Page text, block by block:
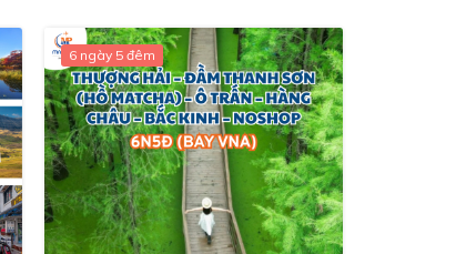
6 ngày 5 đêm